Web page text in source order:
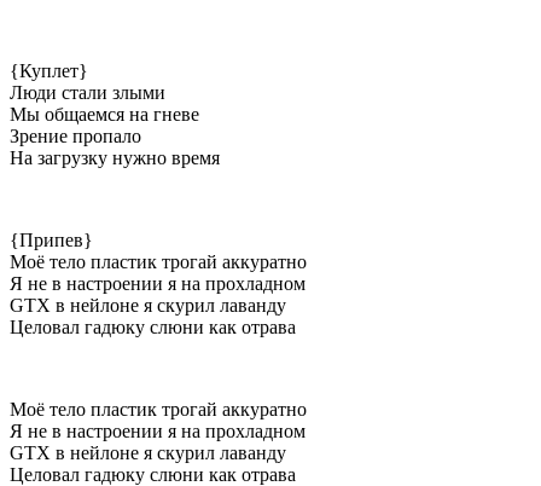
{Куплет}
Люди стали злыми
Мы общаемся на гневе
Зрение пропало
На загрузку нужно время
{Припев}
Моё тело пластик трогай аккуратно
Я не в настроении я на прохладном
GTX в нейлоне я скурил лаванду
Целовал гадюку слюни как отрава
Моё тело пластик трогай аккуратно
Я не в настроении я на прохладном
GTX в нейлоне я скурил лаванду
Целовал гадюку слюни как отрава